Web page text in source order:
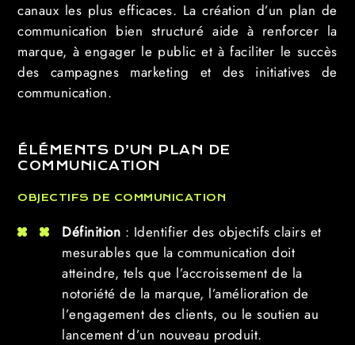
canaux les plus efficaces. La création d’un plan de
communication bien structuré aide à renforcer la
marque, à engager le public et à faciliter le succès
des campagnes marketing et des initiatives de
communication.
ÉLÉMENTS D’UN PLAN DE
COMMUNICATION
OBJECTIFS DE COMMUNICATION
Définition : Identifier des objectifs clairs et
mesurables que la communication doit
atteindre, tels que l’accroissement de la
notoriété de la marque, l’amélioration de
l’engagement des clients, ou le soutien au
lancement d’un nouveau produit.